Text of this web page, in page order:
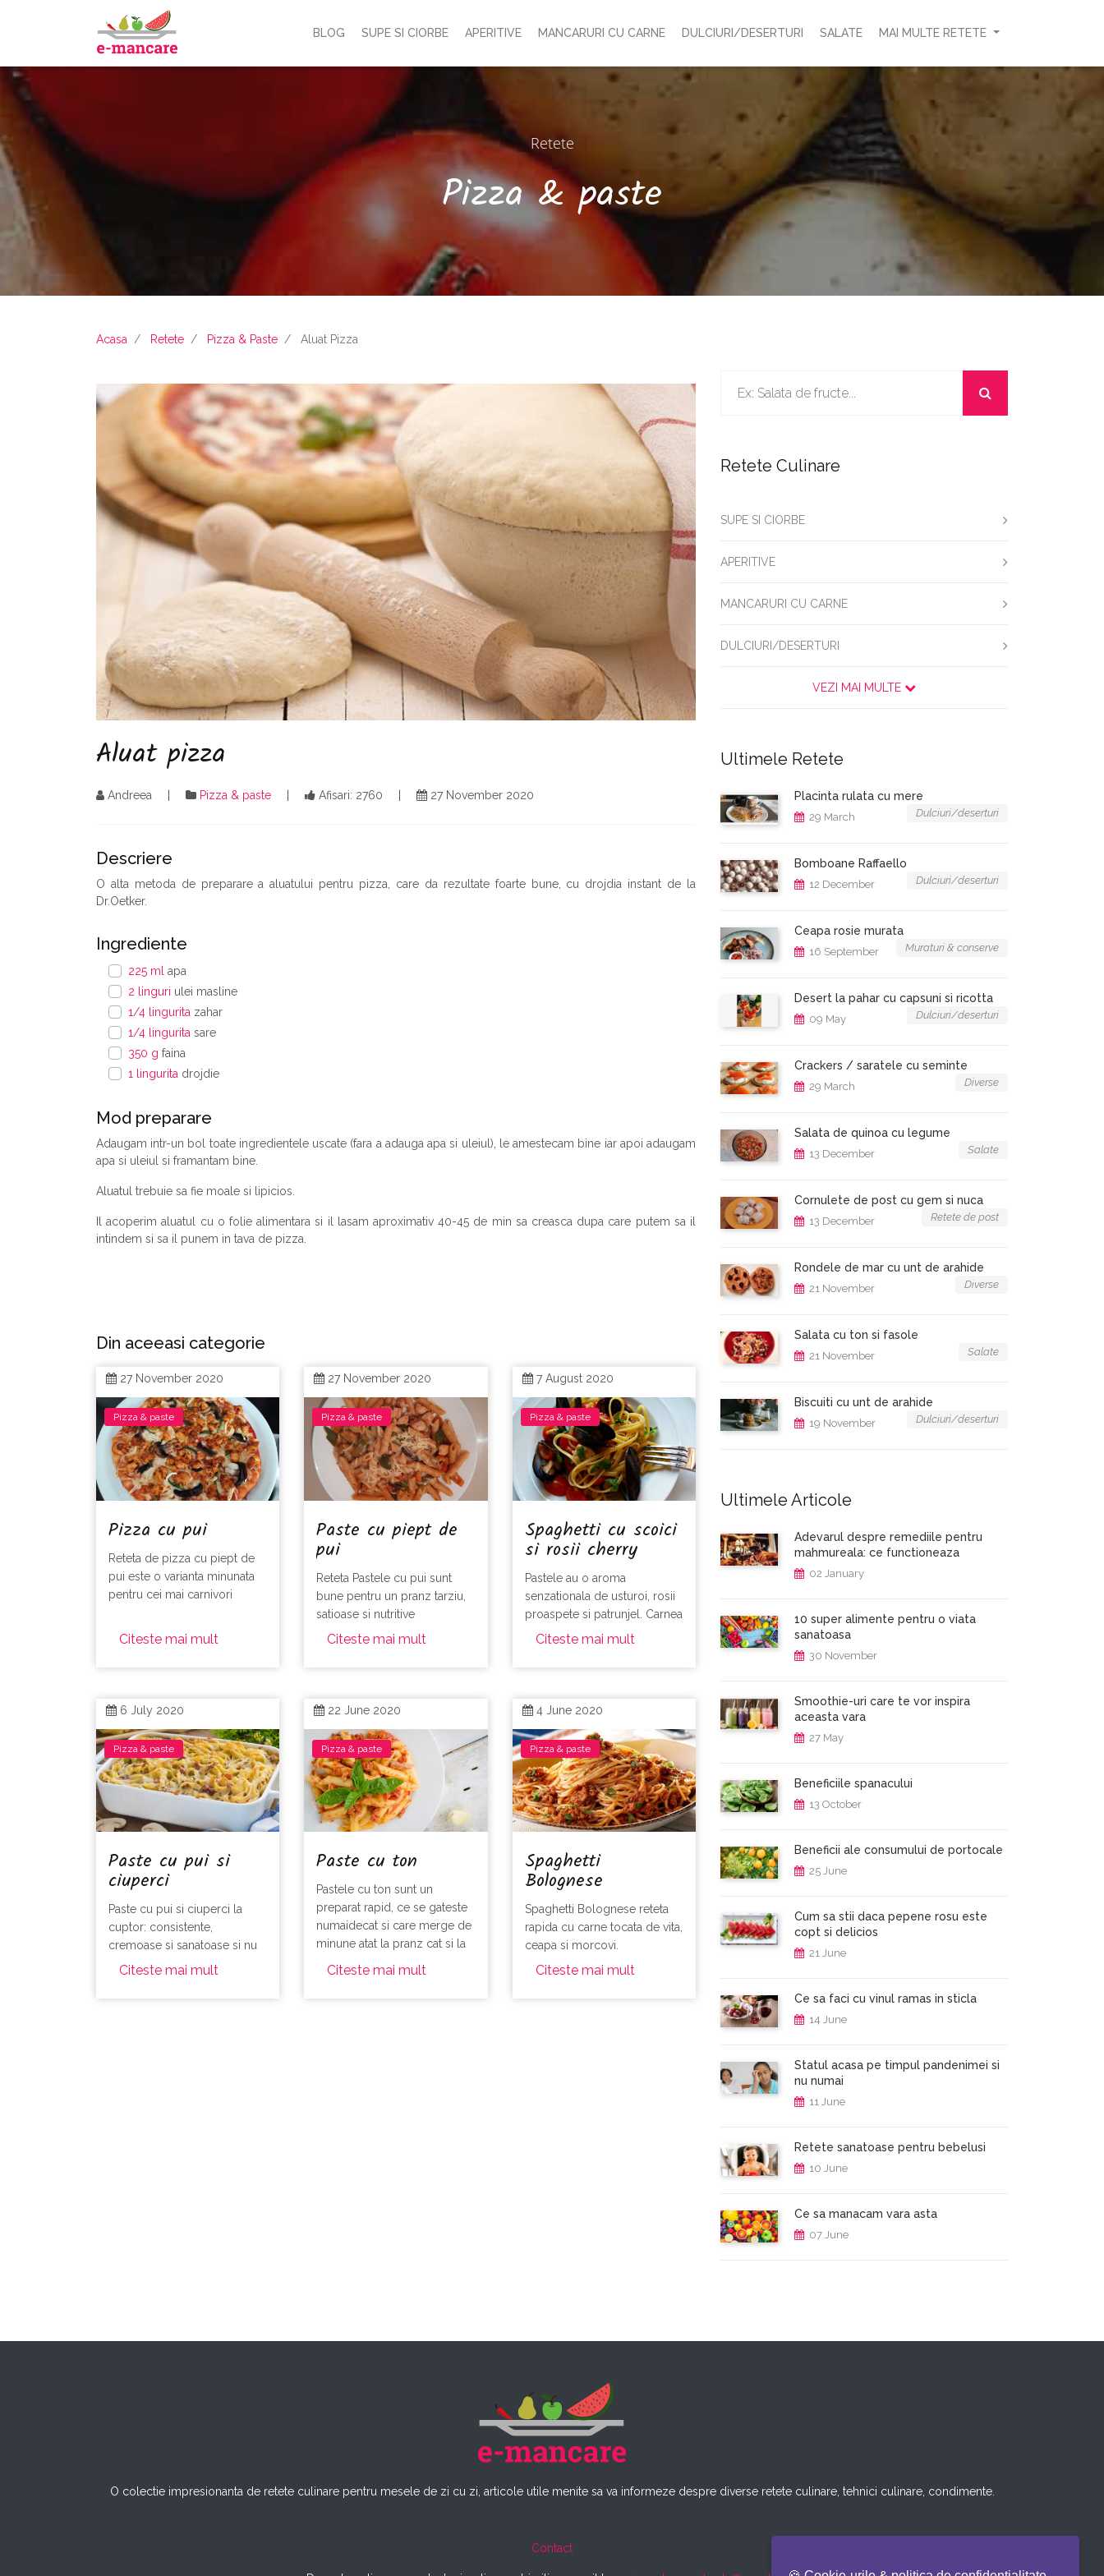
BLOG SUPE SI CIORBE APERITIVE MANCARURI CU CARNE DULCIURI/DESERTURI SALATE MAI MULTE RETETE
Retete
Pizza & paste
Acasa Retete Pizza & Paste Aluat Pizza
Aluat pizza
Andreea Pizza & paste Afisari: 2760 27 November 2020
Descriere
O alta metoda de preparare a aluatului pentru pizza, care da rezultate foarte bune, cu drojdia instant de la
Dr.Oetker.
Ingrediente
225 ml apa
2 linguri ulei masline
1/4 lingurita zahar
1/4 lingurita sare
350 g faina
1 lingurita drojdie
Mod preparare
Adaugam intr-un bol toate ingredientele uscate (fara a adauga apa si uleiul), le amestecam bine iar apoi adaugam
apa si uleiul si framantam bine.
Aluatul trebuie sa fie moale si lipicios.
Il acoperim aluatul cu o folie alimentara si il lasam aproximativ 40-45 de min sa creasca dupa care putem sa il
intindem si sa il punem in tava de pizza.
Din aceeasi categorie
27 November 2020
Pizza & paste
Pizza cu pui
Reteta de pizza cu piept de
pui este o varianta minunata
pentru cei mai carnivori
Citeste mai mult
27 November 2020
Pizza & paste
Paste cu piept de
pui
Reteta Pastele cu pui sunt
bune pentru un pranz tarziu,
satioase si nutritive
Citeste mai mult
7 August 2020
Pizza & paste
Spaghetti cu scoici
si rosii cherry
Pastele au o aroma
senzationala de usturoi, rosii
proaspete si patrunjel. Carnea
scoicilor este delicata si
Citeste mai mult
6 July 2020
Pizza & paste
Paste cu pui si
ciuperci
Paste cu pui si ciuperci la
cuptor: consistente,
cremoase si sanatoase si nu
sunt dificil de realizat.
Citeste mai mult
22 June 2020
Pizza & paste
Paste cu ton
Pastele cu ton sunt un
preparat rapid, ce se gateste
numaidecat si care merge de
minune atat la pranz cat si la
cina.
Citeste mai mult
4 June 2020
Pizza & paste
Spaghetti
Bolognese
Spaghetti Bolognese reteta
rapida cu carne tocata de vita,
ceapa si morcovi.
Citeste mai mult
Retete Culinare
SUPE SI CIORBE
APERITIVE
MANCARURI CU CARNE
DULCIURI/DESERTURI
VEZI MAI MULTE
Ultimele Retete
Placinta rulata cu mere
29 March Dulciuri/deserturi
Bomboane Raffaello
12 December Dulciuri/deserturi
Ceapa rosie murata
16 September Muraturi & conserve
Desert la pahar cu capsuni si ricotta
09 May Dulciuri/deserturi
Crackers / saratele cu seminte
29 March Diverse
Salata de quinoa cu legume
13 December Salate
Cornulete de post cu gem si nuca
13 December Retete de post
Rondele de mar cu unt de arahide
21 November Diverse
Salata cu ton si fasole
21 November Salate
Biscuiti cu unt de arahide
19 November Dulciuri/deserturi
Ultimele Articole
Adevarul despre remediile pentru
mahmureala: ce functioneaza
02 January
10 super alimente pentru o viata
sanatoasa
30 November
Smoothie-uri care te vor inspira
aceasta vara
27 May
Beneficiile spanacului
13 October
Beneficii ale consumului de portocale
25 June
Cum sa stii daca pepene rosu este
copt si delicios
21 June
Ce sa faci cu vinul ramas in sticla
14 June
Statul acasa pe timpul pandenimei si
nu numai
11 June
Retete sanatoase pentru bebelusi
10 June
Ce sa manacam vara asta
07 June
O colectie impresionanta de retete culinare pentru mesele de zi cu zi, articole utile menite sa va informeze despre diverse retete culinare, tehnici culinare, condimente.
Contact